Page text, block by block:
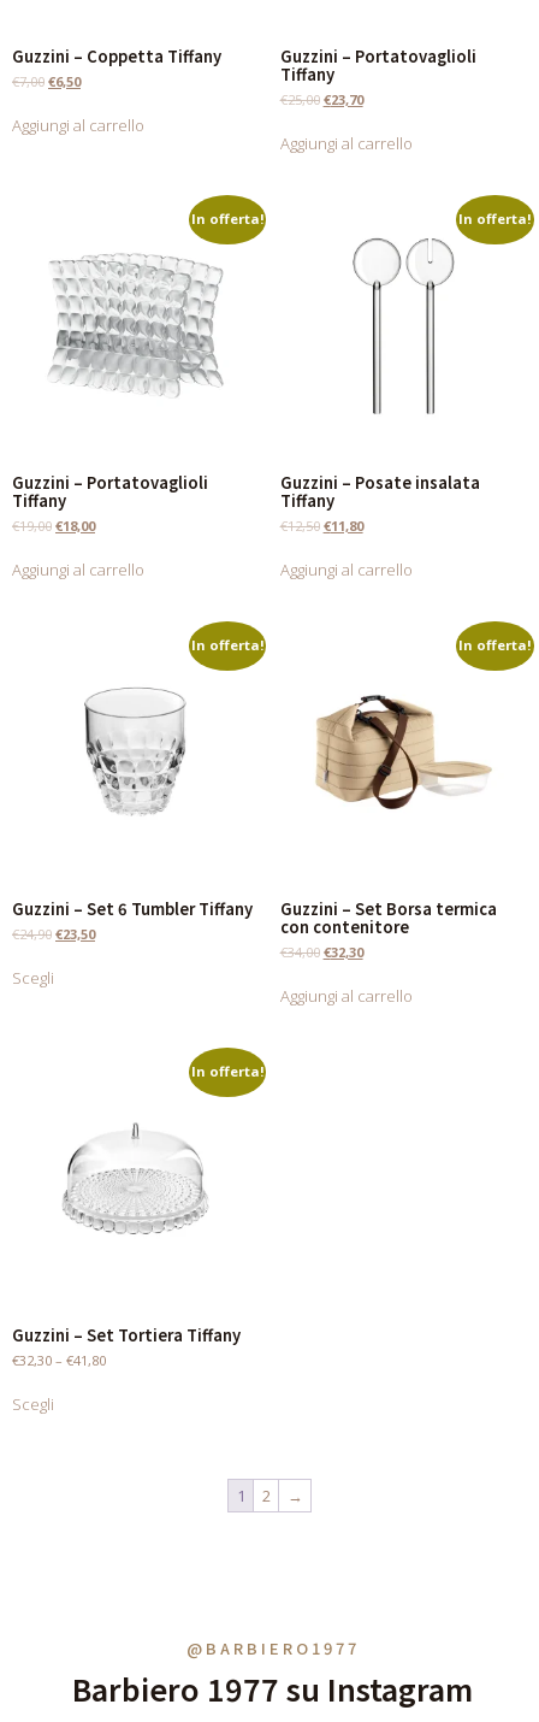
Guzzini – Coppetta Tiffany
€7,00 €6,50
Aggiungi al carrello
Guzzini – Portatovaglioli
Tiffany
€25,00 €23,70
Aggiungi al carrello
In offerta!
Guzzini – Portatovaglioli
Tiffany
€19,00 €18,00
Aggiungi al carrello
In offerta!
Guzzini – Posate insalata
Tiffany
€12,50 €11,80
Aggiungi al carrello
In offerta!
Guzzini – Set 6 Tumbler Tiffany
€24,90 €23,50
Scegli
In offerta!
Guzzini – Set Borsa termica
con contenitore
€34,00 €32,30
Aggiungi al carrello
In offerta!
Guzzini – Set Tortiera Tiffany
€32,30 – €41,80
Scegli
1 2 →
@BARBIERO1977
Barbiero 1977 su Instagram